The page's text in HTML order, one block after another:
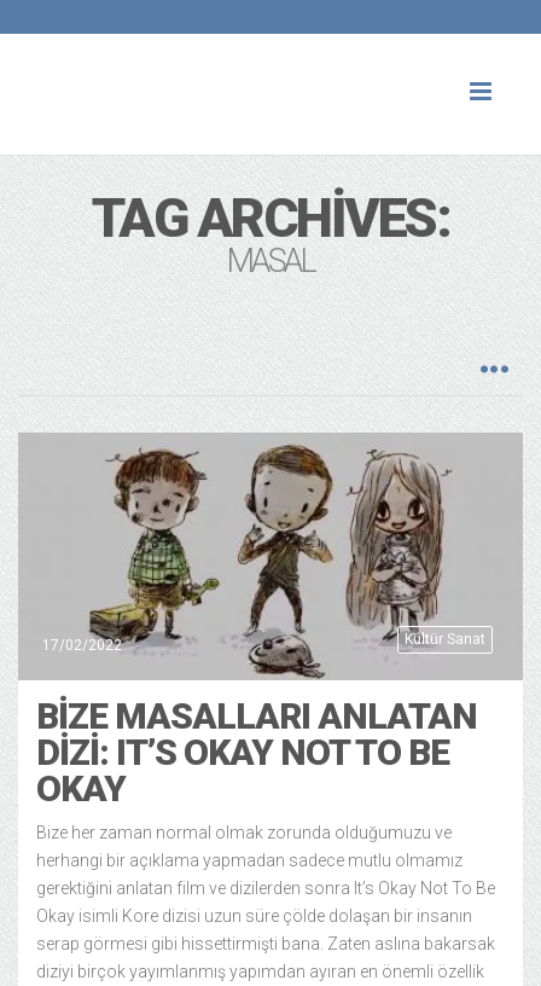
TAG ARCHIVES:
MASAL
Kültür Sanat
17/02/2022
BIZE MASALLARI ANLATAN
DIZI: IT’S OKAY NOT TO BE
OKAY
Bize her zaman normal olmak zorunda olduğumuzu ve
herhangi bir açıklama yapmadan sadece mutlu olmamız
gerektiğini anlatan film ve dizilerden sonra It’s Okay Not To Be
Okay isimli Kore dizisi uzun süre çölde dolaşan bir insanın
serap görmesi gibi hissettirmişti bana. Zaten aslına bakarsak
diziyi birçok yayımlanmış yapımdan ayıran en önemli özellik